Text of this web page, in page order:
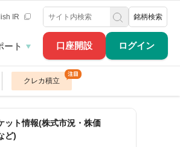
口座開設 ログイン
IR 銘柄検索
ート
クレカ積立
ット情報(株式市況・株価
ど)